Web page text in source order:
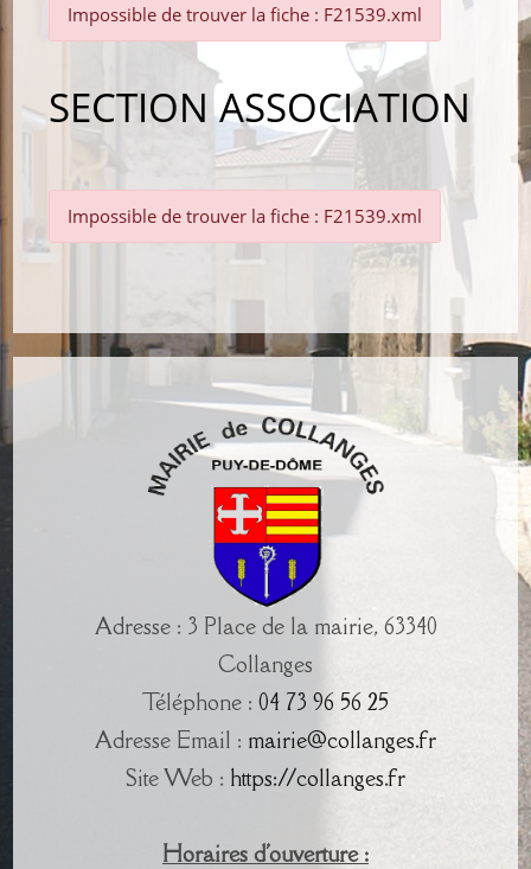
Impossible de trouver la fiche : F21539.xml
SECTION ASSOCIATION
Impossible de trouver la fiche : F21539.xml
Adresse : 3 Place de la mairie, 63340
Collanges
Téléphone : 04 73 96 56 25
Adresse Email : mairie@collanges.fr
Site Web : https://collanges.fr
Horaires d'ouverture :